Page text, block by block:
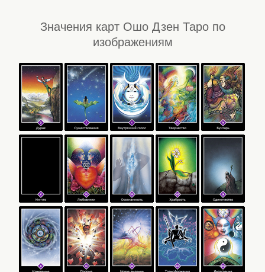
Значения карт Ошо Дзен Таро по
изображениям